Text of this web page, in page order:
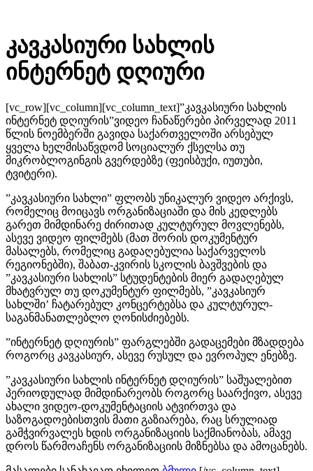
კავკასიური სახლის
ინტერნეტ დღიური
[vc_row][vc_column][vc_column_text]”კავკასიური სახლის
ინტერნეტ დღიურის”ვიდეო ჩანაწერები პირველად 2011
წლის ნოემბერში გავიდა საქართველოში არსებულ
ყველა ხელმისაწვდომ სოციალურ ქსელსა თუ
მიკრობლოგინგის გვერდებზე (ფეისბუქი, იუთუბი,
ტვიტერი).
”კავკასიური სახლი” ფლობს უნიკალურ ვიდეო არქივს,
რომელიც მოიცავს ორგანიზაციაში და მის კედლებს
გარეთ მიმდინარე ძირითად კულტურულ მოვლენებს,
ასევე ვიდეო ფილმებს (მათ შორის დოკუმენტურ
მასალებს, რომელიც გადაღებულია საქარველოს
რეგიონებში), შაბათ-კვირის სკოლის ბავშვების და
”კავკასიური სახლის” სტუდენტების მიერ გადაღებულ
მხატვრულ თუ დოკუმენტურ ფილმებს, ”კავკასიურ
სახლში’ ჩატარებულ კონცერტებსა და კულტურულ-
საგანმანათლებლო ღონისძიებებს.
”ინტერნეტ დღიურის” ფარგლებში გადაცემები მზადდება
როგორც კავკასიურ, ასევე რუსულ და ევროპულ ენებზე.
”კავკასიური სახლის ინტერნეტ დღიურის” საშუალებით
პერიოდულად მიმდინარეობს როგორც საარქივო, ასევე
ახალი ვიდეო-დოკუმენტაციის ატვირთვა და
საზოგადოებისთვის მათი გაზიარება, რაც სრულიად
გამჭვირვალეს ხდის ორგანიზაციის საქმიანობას, ამავე
დროს წარმოაჩენს ორგანიზაციის მიზნებსა და ამოცანებს.